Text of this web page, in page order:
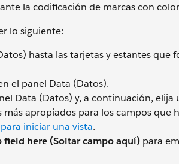
la codificación de marcas con
lo siguiente:
hasta las tarjetas y estantes que
el panel Data (Datos).
Data (Datos) y, a continuación,
apropiados para los campos que
iniciar una vista.
field here (Soltar campo aquí) para